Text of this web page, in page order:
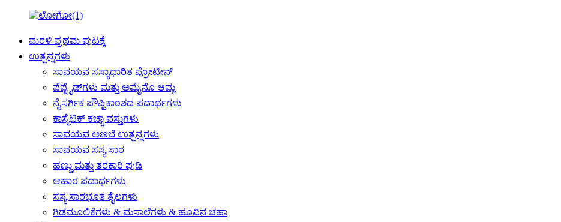
ಮರಳಿ ಪ್ರಥಮ ಪುಟಕ್ಕೆ
ಉತ್ಪನ್ನಗಳು
ಸಾವಯವ ಸಸ್ಯಾಧಾರಿತ ಪ್ರೋಟೀನ್
ಪೆಪ್ಟೈಡ್‌ಗಳು ಮತ್ತು ಅಮೈನೊ ಆಮ್ಲ
ನೈಸರ್ಗಿಕ ಪೌಷ್ಟಿಕಾಂಶದ ಪದಾರ್ಥಗಳು
ಕಾಸ್ಮೆಟಿಕ್ ಕಚ್ಚಾ ವಸ್ತುಗಳು
ಸಾವಯವ ಅಣಬೆ ಉತ್ಪನ್ನಗಳು
ಸಾವಯವ ಸಸ್ಯ ಸಾರ
ಹಣ್ಣು ಮತ್ತು ತರಕಾರಿ ಪುಡಿ
ಆಹಾರ ಪದಾರ್ಥಗಳು
ಸಸ್ಯ ಸಾರಭೂತ ತೈಲಗಳು
ಗಿಡಮೂಲಿಕೆಗಳು & ಮಸಾಲೆಗಳು & ಹೂವಿನ ಚಹಾ